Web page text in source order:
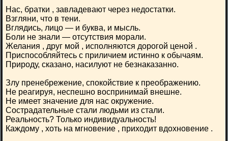
Нас, братки , завладевают через недостатки.
Взгляни, что в тени.
Вглядись, лицо — и буква, и мысль.
Боли не знали — отсутствия морали.
Желания , друг мой , исполняются дорогой ценой .
Приспособляйтесь с приличием истинно к обычаям.
Природу, сказано, насилуют не безнаказанно.
Злу пренебрежение, спокойствие к преображению.
Не реагируя, неспешно воспринимай внешне.
Не имеет значение для нас окружение.
Сострадательные стали людьми из стали.
Реальность? Только индивидуальность!
Каждому , хоть на мгновение , приходит вдохновение .